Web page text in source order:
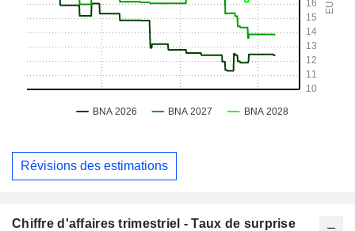
Révisions des estimations
Chiffre d'affaires trimestriel - Taux de surprise